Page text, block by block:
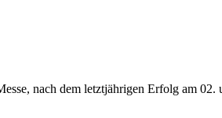
nach dem letztjährigen Erfolg am 02.